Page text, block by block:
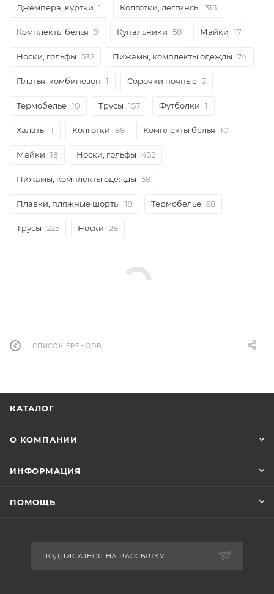
Джемпера, куртки 1 Колготки, леггинсы 315
Комплекты белья 9 Купальники 58 Майки 17
Носки, гольфы 532 Пижамы, комплекты одежды 74
Платья, комбинезон 1 Сорочки ночные 3
Термобелье 10 Трусы 157 Футболки 1
Халаты 1 Колготки 88 Комплекты белья 10
Майки 18 Носки, гольфы 452
Пижамы, комплекты одежды 58
Плавки, пляжные шорты 19 Термобелье 58
Трусы 225 Носки 28
СПИСОК БРЕНДОВ
КАТАЛОГ
О КОМПАНИИ
ИНФОРМАЦИЯ
ПОМОЩЬ
ПОДПИСАТЬСЯ НА РАССЫЛКУ